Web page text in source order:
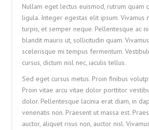
Nullam eget lectus euismod, rutrum quam
ligula. Integer egestas elit ipsum. Vivamus
turpis, et semper neque. Pellentesque ac
blandit mauris ut, sollicitudin quam.
scelerisque mi tempus fermentum.
cursus, dictum nisl nec, iaculis tellus.
Sed eget cursus metus. Proin finibus
Proin vitae arcu vitae dolor porttitor
dolor. Pellentesque lacinia erat diam, in
venenatis non. Praesent ut massa est.
auctor, aliquet risus non, auctor nisl.